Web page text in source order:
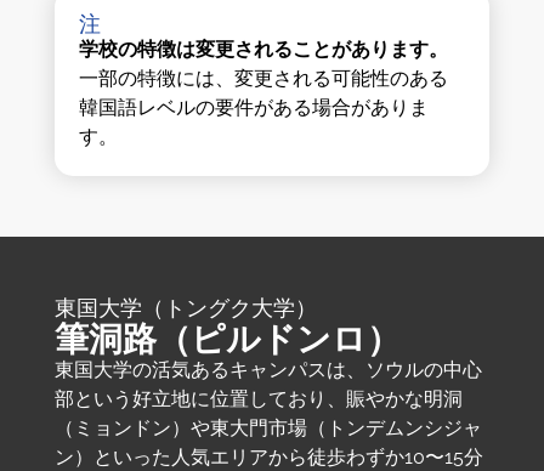
注
学校の特徴は変更されることがあります。
一部の特徴には、変更される可能性のある
韓国語レベルの要件がある場合がありま
す。
東国大学（トングク大学）
筆洞路（ピルドンロ）
東国大学の活気あるキャンパスは、ソウルの中心
部という好立地に位置しており、賑やかな明洞
（ミョンドン）や東大門市場（トンデムンシジャ
ン）といった人気エリアから徒歩わずか10〜15分